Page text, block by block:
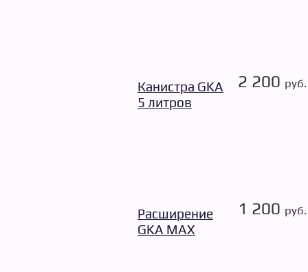
Канистра GKA
5 литров
2 200 руб.
Расширение
GKA MAX
1 200 руб.